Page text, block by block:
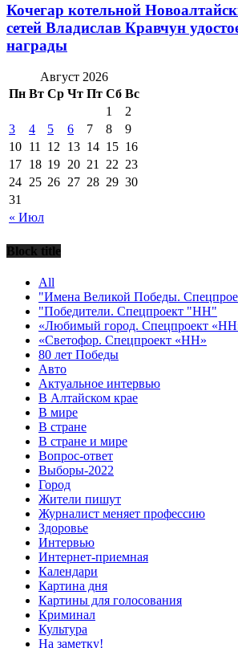
Кочегар котельной
сетей Владислав Кравчун
награды
Август 2026
Пн Вт Ср Чт Пт Сб Вс
« Июл
1
2
3
4 5 6 7 8
9
10 11 12 13 14 15 16
17 18 19 20 21 22 23
24 25 26 27 28 29 30
31
Block title
All
"Имена Великой Победы.
"Победители. Спецпроект "НН"
«Любимый город. Спецпроект
«Светофор. Спецпроект «НН»
80 лет Победы
Авто
Актуальное интервью
В Алтайском крае
В мире
В стране
В стране и мире
Вопрос-ответ
Выборы-2022
Город
Жители пишут
Журналист меняет профессию
Здоровье
Интервью
Интернет-приемная
Календари
Картина дня
Картины для голосования
Криминал
Культура
На заметку!